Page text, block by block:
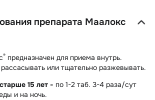
препарата Маалокс
® предназначен для приема внутрь.
или тщательно разжевывать.
15 лет - по 1-2 таб. 3-4 раза/сут
и на ночь.